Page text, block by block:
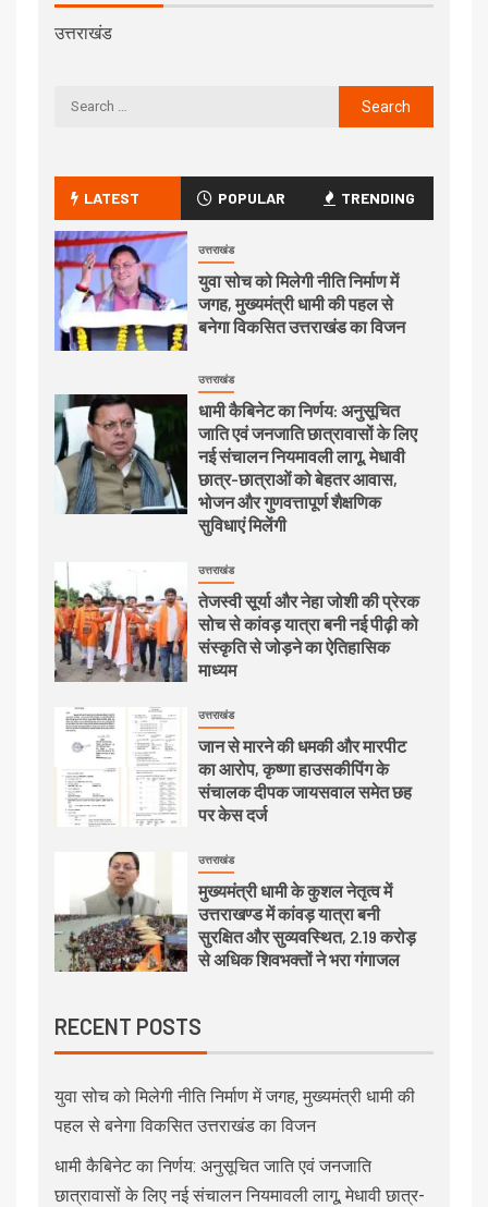
उत्तराखंड
LATEST POPULAR TRENDING
उत्तराखंड
युवा सोच को मिलेगी नीति निर्माण में
जगह, मुख्यमंत्री धामी की पहल से
बनेगा विकसित उत्तराखंड का विजन
उत्तराखंड
धामी कैबिनेट का निर्णय: अनुसूचित
जाति एवं जनजाति छात्रावासों के लिए
नई संचालन नियमावली लागू, मेधावी
छात्र-छात्राओं को बेहतर आवास,
भोजन और गुणवत्तापूर्ण शैक्षणिक
सुविधाएं मिलेंगी
उत्तराखंड
तेजस्वी सूर्या और नेहा जोशी की प्रेरक
सोच से कांवड़ यात्रा बनी नई पीढ़ी को
संस्कृति से जोड़ने का ऐतिहासिक
माध्यम
उत्तराखंड
जान से मारने की धमकी और मारपीट
का आरोप, कृष्णा हाउसकीपिंग के
संचालक दीपक जायसवाल समेत छह
पर केस दर्ज
उत्तराखंड
मुख्यमंत्री धामी के कुशल नेतृत्व में
उत्तराखण्ड में कांवड़ यात्रा बनी
सुरक्षित और सुव्यवस्थित, 2.19 करोड़
से अधिक शिवभक्तों ने भरा गंगाजल
RECENT POSTS
युवा सोच को मिलेगी नीति निर्माण में जगह, मुख्यमंत्री धामी की
पहल से बनेगा विकसित उत्तराखंड का विजन
धामी कैबिनेट का निर्णय: अनुसूचित जाति एवं जनजाति
छात्रावासों के लिए नई संचालन नियमावली लागू, मेधावी छात्र-